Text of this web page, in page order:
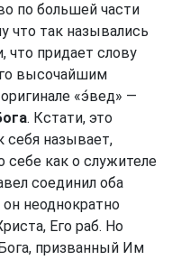
по большей части
что так назывались
что придает слову
высочайшим
«э́вед» —
. Кстати, это
себя называет,
себе как о служителе
соединил оба
неоднократно
Его раб. Но
призванный Им